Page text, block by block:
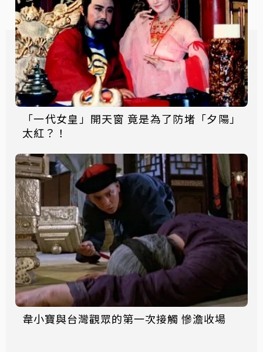
「一代女皇」開天窗 竟是為了防堵「夕陽」
太紅？！
韋小寶與台灣觀眾的第一次接觸 慘澹收場